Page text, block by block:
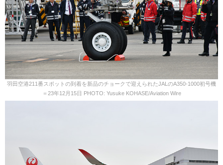
羽田空港211番スポットの到着を新品のチョークで迎えられたJALのA350-1000初号機
＝23年12月15日 PHOTO: Yusuke KOHASE/Aviation Wire